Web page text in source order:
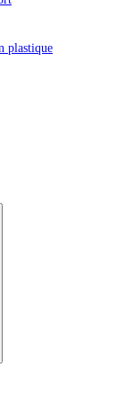
plastique